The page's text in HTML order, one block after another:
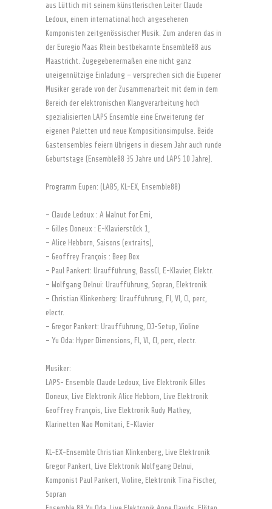
aus Lüttich mit seinem künstlerischen Leiter Claude
Ledoux, einem international hoch angesehenen
Komponisten zeitgenössischer Musik. Zum anderen das in
der Euregio Maas Rhein bestbekannte Ensemble88 aus
Maastricht. Zugegebenermaßen eine nicht ganz
uneigennützige Einladung – versprechen sich die Eupener
Musiker gerade von der Zusammenarbeit mit dem in dem
Bereich der elektronischen Klangverarbeitung hoch
spezialisierten LAPS Ensemble eine Erweiterung der
eigenen Paletten und neue Kompositionsimpulse. Beide
Gastensembles feiern übrigens in diesem Jahr auch runde
Geburtstage (Ensemble88 35 Jahre und LAPS 10 Jahre).
Programm Eupen: (LABS, KL-EX, Ensemble88)
– Claude Ledoux : A Walnut for Emi,
– Gilles Doneux : E-Klavierstûck 1,
– Alice Hebborn, Saisons (extraits),
– Geoffrey François : Beep Box
– Paul Pankert: Uraufführung, BassCl, E-Klavier, Elektr.
– Wolfgang Delnui: Uraufführung, Sopran, Elektronik
– Christian Klinkenberg: Uraufführung, Fl, Vl, Cl, perc,
electr.
– Gregor Pankert: Uraufführung, DJ-Setup, Violine
– Yu Oda: Hyper Dimensions, Fl, Vl, Cl, perc, electr.
Musiker:
LAPS- Ensemble Claude Ledoux, Live Elektronik Gilles
Doneux, Live Elektronik Alice Hebborn, Live Elektronik
Geoffrey François, Live Elektronik Rudy Mathey,
Klarinetten Nao Momitani, E-Klavier
KL-EX-Ensemble Christian Klinkenberg, Live Elektronik
Gregor Pankert, Live Elektronik Wolfgang Delnui,
Komponist Paul Pankert, Violine, Elektronik Tina Fischer,
Sopran